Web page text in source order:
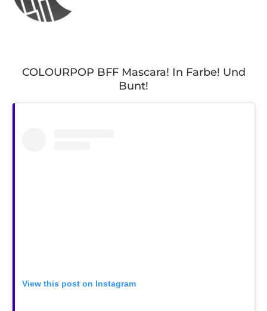
COLOURPOP BFF Mascara! In Farbe! Und
Bunt!
View this post on Instagram